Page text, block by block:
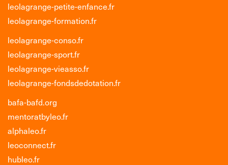
leolagrange-petite-enfance.fr
leolagrange-formation.fr
leolagrange-conso.fr
leolagrange-sport.fr
leolagrange-vieasso.fr
leolagrange-fondsdedotation.fr
bafa-bafd.org
mentoratbyleo.fr
alphaleo.fr
leoconnect.fr
hubleo.fr